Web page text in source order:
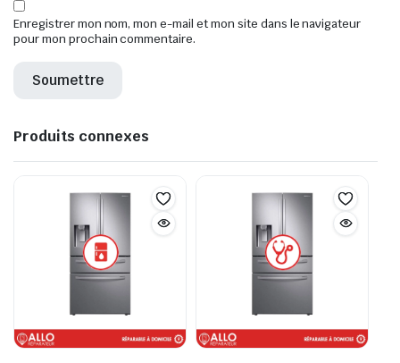
Enregistrer mon nom, mon e-mail et mon site dans le navigateur
pour mon prochain commentaire.
Produits connexes